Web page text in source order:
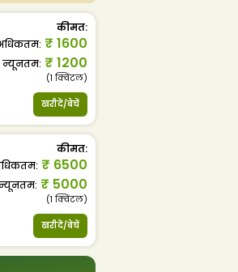
कीमत:
: ₹ 1600
न्यूनतम: ₹ 1200
(1क्विंटल)
खरीदें/बेचें
कीमत:
: ₹ 6500
: ₹ 5000
(1क्विंटल)
खरीदें/बेचें